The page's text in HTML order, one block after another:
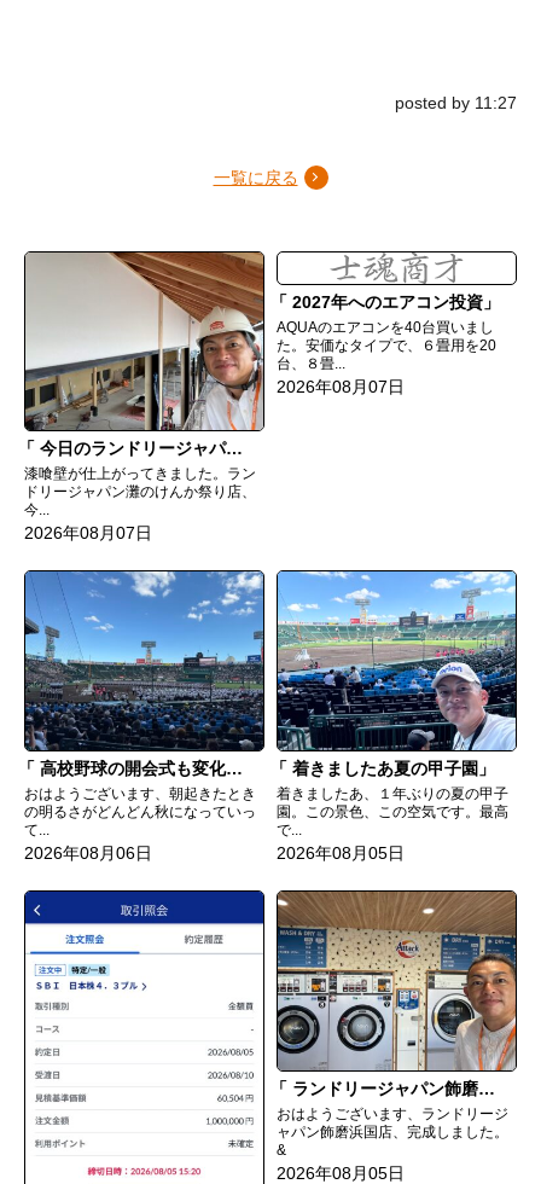
posted by 11:27
一覧に戻る
今日のランドリージャパン灘のけんか祭り店
漆喰壁が仕上がってきました。ラン
ドリージャパン灘のけんか祭り店、
今...
2026年08月07日
2027年へのエアコン投資
AQUAのエアコンを40台買いまし
た。安価なタイプで、６畳用を20
台、８畳...
2026年08月07日
高校野球の開会式も変化してる
おはようございます、朝起きたとき
の明るさがどんどん秋になっていっ
て...
2026年08月06日
着きましたあ夏の甲子園
着きましたあ、１年ぶりの夏の甲子
園。この景色、この空気です。最高
で...
2026年08月05日
ランドリージャパン飾磨浜国店完成
おはようございます、ランドリージ
ャパン飾磨浜国店、完成しました。
&
2026年08月05日